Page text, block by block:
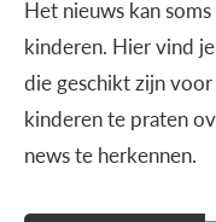
Het nieuws kan
kinderen. Hier vind
die geschikt zijn
kinderen te praten
news te herkennen.